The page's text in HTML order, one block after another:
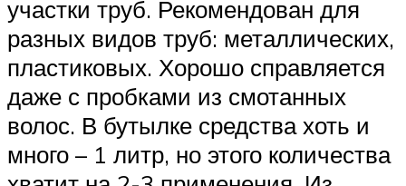
участки труб. Рекомендован для
разных видов труб: металлических,
пластиковых. Хорошо справляется
даже с пробками из смотанных
волос. В бутылке средства хоть и
много – 1 литр, но этого количества